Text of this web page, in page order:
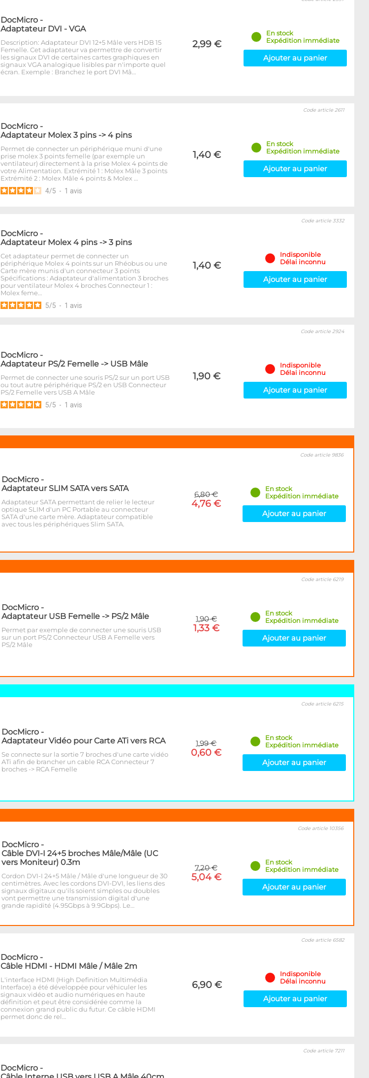
DocMicro -
Adaptateur DVI - VGA
Description: Adaptateur DVI 12+5 Mâle vers HDB 15
Femelle. Cet adaptateur va permettre de convertir
les signaux DVI de certaines cartes graphiques en
signaux VGA analogique lisibles par n'importe quel
écran. Exemple : Branchez le port DVI Mâ…
2,99 €
En stock
Expédition immédiate
Ajouter au panier
DocMicro -
Adaptateur Molex 3 pins -> 4 pins
Permet de connecter un périphérique muni d'une
prise molex 3 points femelle (par exemple un
ventilateur) directement à la prise Molex 4 points de
votre Alimentation. Extrémité 1 : Molex Mâle 3 points
Extrémité 2 : Molex Mâle 4 points & Molex …
4/5 - 1 avis
1,40 €
Code article 2611
En stock
Expédition immédiate
Ajouter au panier
DocMicro -
Adaptateur Molex 4 pins -> 3 pins
Cet adaptateur permet de connecter un
périphérique Molex 4 points sur un Rhéobus ou une
Carte mère munis d'un connecteur 3 points
Spécifications : Adaptateur d'alimentation 3 broches
pour ventilateur Molex 4 broches Connecteur 1 :
Molex feme…
5/5 - 1 avis
1,40 €
Code article 3332
Indisponible
Délai inconnu
Ajouter au panier
DocMicro -
Adaptateur PS/2 Femelle -> USB Mâle
Permet de connecter une souris PS/2 sur un port USB
ou tout autre périphérique PS/2 en USB Connecteur
PS/2 Femelle vers USB A Mâle
5/5 - 1 avis
1,90 €
Code article 2924
Indisponible
Délai inconnu
Ajouter au panier
DocMicro -
Adaptateur SLIM SATA vers SATA
Adaptateur SATA permettant de relier le lecteur
optique SLIM d'un PC Portable au connecteur
SATA d'une carte mère. Adaptateur compatible
avec tous les périphériques Slim SATA.
6,80 €
4,76 €
Code article 9836
En stock
Expédition immédiate
Ajouter au panier
DocMicro -
Adaptateur USB Femelle -> PS/2 Mâle
Permet par exemple de connecter une souris USB
sur un port PS/2 Connecteur USB A Femelle vers
PS/2 Mâle
1,90 €
1,33 €
Code article 6219
En stock
Expédition immédiate
Ajouter au panier
DocMicro -
Adaptateur Vidéo pour Carte ATi vers RCA
Se connecte sur la sortie 7 broches d'une carte vidéo
ATi afin de brancher un cable RCA Connecteur 7
broches -> RCA Femelle
1,99 €
0,60 €
Code article 6215
En stock
Expédition immédiate
Ajouter au panier
DocMicro -
Câble DVI-I 24+5 broches Mâle/Mâle (UC
vers Moniteur) 0.3m
Cordon DVI-I 24+5 Mâle / Mâle d'une longueur de 30
centimètres. Avec les cordons DVI-DVI, les liens des
signaux digitaux qu'ils soient simples ou doubles
vont permettre une transmission digital d'une
grande rapidité (4.95Gbps à 9.9Gbps). Le…
7,20 €
5,04 €
Code article 10356
En stock
Expédition immédiate
Ajouter au panier
DocMicro -
Câble HDMI - HDMI Mâle / Mâle 2m
L'interface HDMI (High Definition Multimédia
Interface) a été développée pour véhiculer les
signaux vidéo et audio numériques en haute
définition et peut être considérée comme la
connexion grand public du futur. Ce câble HDMI
permet donc de rel…
6,90 €
Code article 6582
Indisponible
Délai inconnu
Ajouter au panier
DocMicro -
Code article 7211